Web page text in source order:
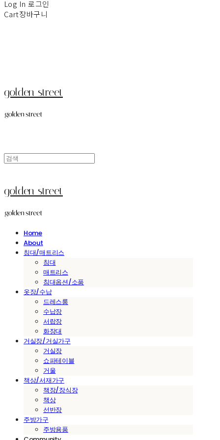
Log In 로그인
Cart장바구니
golden street
golden street
Home
About
침대/매트리스
침대
매트리스
침대옵션/소품
옷장/수납
드레스룸
수납장
서랍장
화장대
거실장/거실가구
거실장
쇼파테이블
거울
책상/서재가구
책장/장식장
책상
선반장
주방가구
주방용품